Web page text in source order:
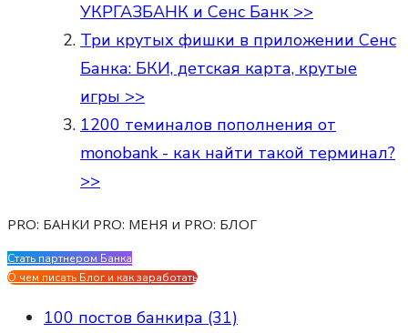
УКРГАЗБАНК и Сенс Банк >>
Три крутых фишки в приложении Сенс
Банка: БКИ, детская карта, крутые
игры >>
1200 теминалов пополнения от
monobank - как найти такой терминал?
>>
PRO: БАНКИ PRO: МЕНЯ и PRO: БЛОГ
Стать партнером Банка
О чем писать Блог и как заработать
100 постов банкира (31)